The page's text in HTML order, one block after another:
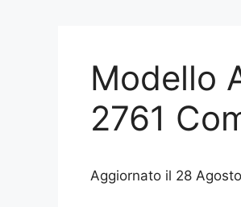
Modello
2761
Aggiornato il 28